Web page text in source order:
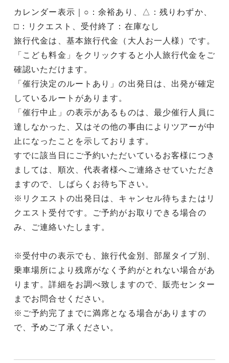
カレンダー表示｜○：余裕あり、△：残りわずか、
□：リクエスト、受付終了：在庫なし
旅行代金は、基本旅行代金（大人お一人様）です。
「こども料金」をクリックすると小人旅行代金をご
確認いただけます。
「催行決定のルートあり」の出発日は、出発が確定
しているルートがあります。
「催行中止」の表示があるものは、最少催行人員に
達しなかった、又はその他の事由によりツアーが中
止になったことを示しております。
すでに該当日にご予約いただいているお客様につき
ましては、順次、代表者様へご連絡させていただき
ますので、しばらくお待ち下さい。
※リクエストの出発日は、キャンセル待ちまたはリ
クエスト受付です。ご予約がお取りできる場合の
み、ご連絡いたします。
※受付中の表示でも、旅行代金別、部屋タイプ別、
乗車場所により残席がなく予約がとれない場合があ
ります。詳細をお調べ致しますので、販売センター
までお問合せください。
※ご予約完了までに満席となる場合がありますの
で、予めご了承ください。